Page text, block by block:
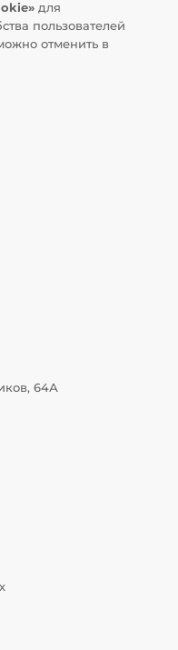
для
пользователей
отменить в
64А